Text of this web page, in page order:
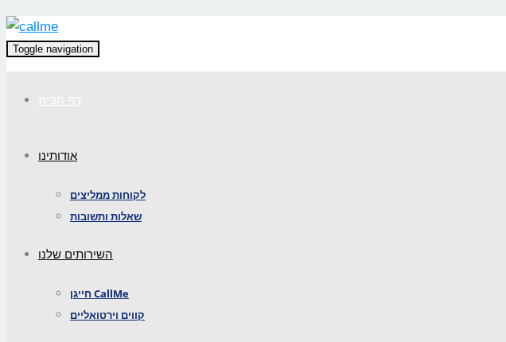
Toggle navigation
אודותינו
לקוחות ממליצים
שאלות ותשובות
השירותים שלנו
חייגן CallMe
קווים וירטואליים